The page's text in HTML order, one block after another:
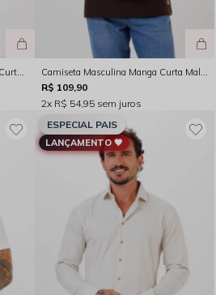
Camiseta Polo Masculina Manga Curta Gola V Jacquard Brisa Bege Claro - FC264030 Camiseta Masculina Manga Curta Malha Jacquard Versa Marrom Rocksham FC264029
R$ 109,90
2x R$ 54,95 sem juros
LANÇAMENTO 🖤
ESPECIAL PAIS